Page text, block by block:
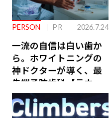
PERSON PR 2026.7.24
一流の自信は白い歯か
ら。ホワイトニングの
神ドクターが導く、最
先端予防歯科【ラウン
ジ会員特典あり】